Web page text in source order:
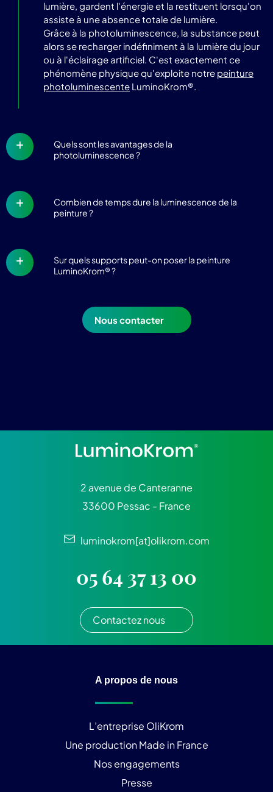
lumière, gardent l'énergie et la restituent lorsqu'on
assiste à une absence totale de lumière.
Grâce à la photoluminescence, la substance peut
alors se recharger indéfiniment à la lumière du jour
ou à l'éclairage artificiel. C'est exactement ce
phénomène physique qu'exploite notre peinture
photoluminescente LuminoKrom®.
Quels sont les avantages de la
photoluminescence ?
Combien de temps dure la luminescence de la
peinture ?
Sur quels supports peut-on poser la peinture
LuminoKrom® ?
Nous contacter
2 avenue de Canteranne
33600 Pessac - France
luminokrom[at]olikrom.com
05 64 37 13 00
Contactez nous
A propos de nous
L’entreprise OliKrom
Une production Made in France
Nos engagements
Presse